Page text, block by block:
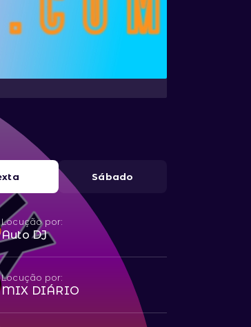
Sábado
Locução por:
Auto DJ
Locução por:
MIX DIÁRIO